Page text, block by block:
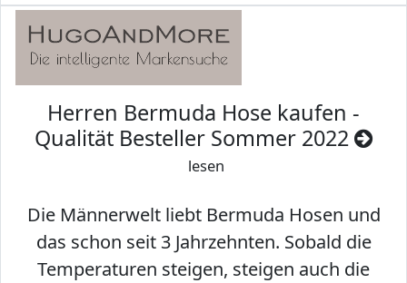
Herren Bermuda Hose kaufen -
Qualität Besteller Sommer 2022
lesen
Die Männerwelt liebt Bermuda Hosen und
das schon seit 3 Jahrzehnten. Sobald die
Temperaturen steigen, steigen auch die